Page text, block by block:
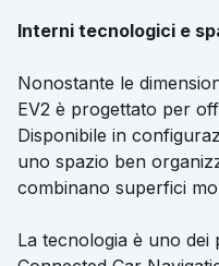
Interni tecnologici e
Nonostante le
EV2 è progettato per
Disponibile in
uno spazio ben
combinano superfici
La tecnologia è uno dei